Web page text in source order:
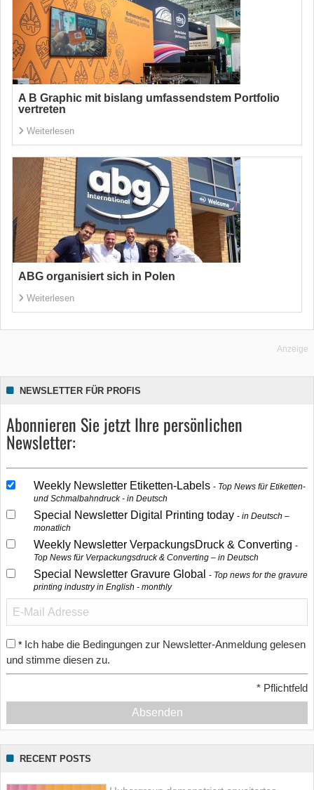
A B Graphic mit bislang umfassendstem Portfolio
vertreten
Weiterlesen
ABG organisiert sich in Polen
Weiterlesen
Anzeige
NEWSLETTER FÜR PROFIS
Abonnieren Sie jetzt Ihre persönlichen
Newsletter:
Weekly Newsletter Etiketten-Labels
Top News für Etiketten-
und Schmalbahndruck - in Deutsch
Special Newsletter Digital Printing today
in Deutsch –
monatlich
Weekly Newsletter VerpackungsDruck & Converting
Top News für Verpackungsdruck & Converting – in Deutsch
Special Newsletter Gravure Global
Top news for the gravure
printing industry in English - monthly
* Ich habe die Bedingungen zur Newsletter-Anmeldung gelesen
und stimme diesen zu.
* Pflichtfeld
Absenden
RECENT POSTS